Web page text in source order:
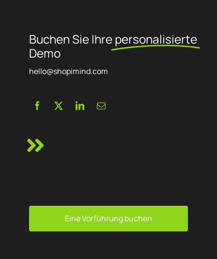
Buchen Sie Ihrepersonalisierte
Demo
hello@shopimind.com
Eine Vorführung buchen